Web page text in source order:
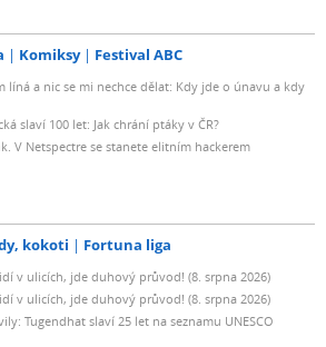
Komiksy Festival ABC
líná a nic se mi nechce dělat: Kdy jde o únavu a kdy
slaví 100 let: Jak chrání ptáky v ČR?
V Netspectre se stanete elitním hackerem
kokoti Fortuna liga
v ulicích, jde duhový průvod! (8. srpna 2026)
v ulicích, jde duhový průvod! (8. srpna 2026)
Tugendhat slaví 25 let na seznamu UNESCO